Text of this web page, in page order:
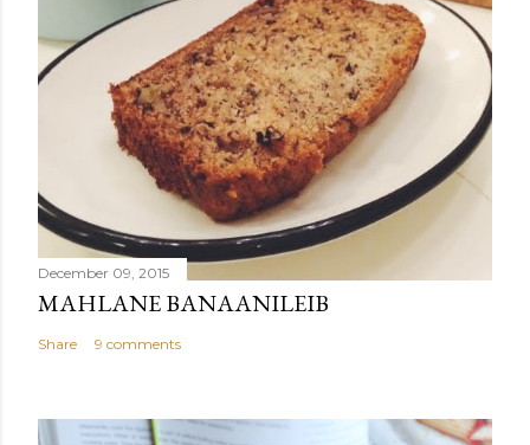
December 09, 2015
MAHLANE BANAANILEIB
Share 9 comments